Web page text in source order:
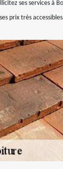
ses services à
prix très